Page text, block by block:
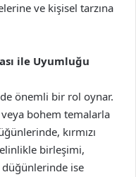
ve kişisel tarzına
ile Uyumluğu
önemli bir rol oynar.
veya bohem temalarla
kırmızı
birleşimi,
düğünlerinde ise